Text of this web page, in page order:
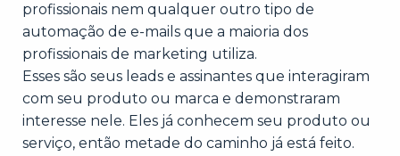
profissionais nem qualquer outro tipo de
automação de e-mails que a maioria dos
profissionais de marketing utiliza.
Esses são seus leads e assinantes que interagiram
com seu produto ou marca e demonstraram
interesse nele. Eles já conhecem seu produto ou
serviço, então metade do caminho já está feito.